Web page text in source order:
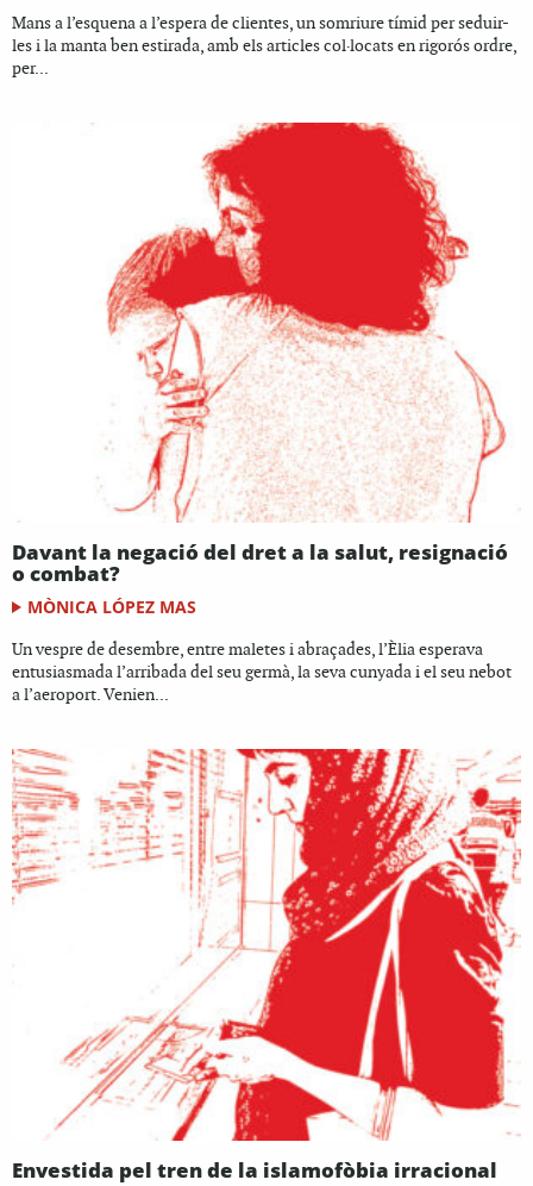
Mans a l’esquena a l’espera de clientes, un somriure tímid per seduir-
les i la manta ben estirada, amb els articles col·locats en rigorós ordre,
per...
Davant la negació del dret a la salut, resignació
o combat?
MÒNICA LÓPEZ MAS
Un vespre de desembre, entre maletes i abraçades, l’Èlia esperava
entusiasmada l’arribada del seu germà, la seva cunyada i el seu nebot
a l’aeroport. Venien...
Envestida pel tren de la islamofòbia irracional